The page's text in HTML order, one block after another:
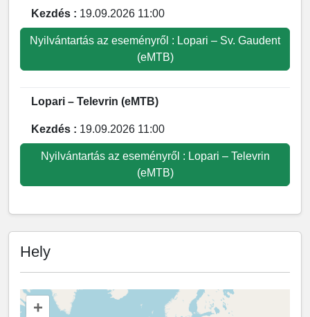
Kezdés : 19.09.2026 11:00
Nyilvántartás az eseményről : Lopari – Sv. Gaudent
(eMTB)
Lopari – Televrin (eMTB)
Kezdés : 19.09.2026 11:00
Nyilvántartás az eseményről : Lopari – Televrin
(eMTB)
Hely
+